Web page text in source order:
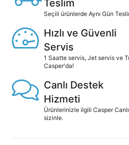
Teslim
Seçili ürünlerde Aynı Gün
Hızlı ve Güvenli
Servis
1 Saatte servis, Jet servis ve
Casper'da!
Canlı Destek
Hizmeti
Ürünlerinizle ilgili Casper
sizinle.